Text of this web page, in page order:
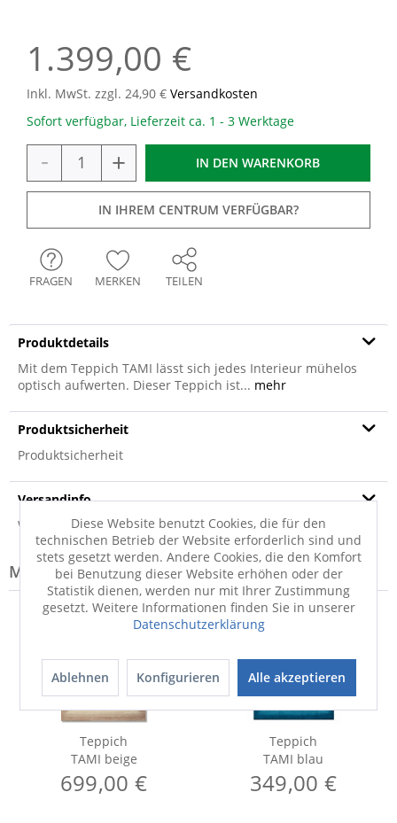
1.399,00 €
Inkl. MwSt. zzgl. 24,90 € Versandkosten
Sofort verfügbar, Lieferzeit ca. 1 - 3 Werktage
- + IN DEN WARENKORB
IN IHREM CENTRUM VERFÜGBAR?
FRAGEN MERKEN TEILEN
Produktdetails
Mit dem Teppich TAMI lässt sich jedes Interieur mühelos
optisch aufwerten. Dieser Teppich ist... mehr
Produktsicherheit
Produktsicherheit
Versandinfo
Weitere Informationen zum Versand...
Modell-Familie: TAMI
Teppich
TAMI beige
699,00 €
Teppich
TAMI blau
349,00 €
Diese Website benutzt Cookies, die für den
technischen Betrieb der Website erforderlich sind und
stets gesetzt werden. Andere Cookies, die den Komfort
bei Benutzung dieser Website erhöhen oder der
Statistik dienen, werden nur mit Ihrer Zustimmung
gesetzt. Weitere Informationen finden Sie in unserer
Datenschutzerklärung
Ablehnen Konfigurieren Alle akzeptieren